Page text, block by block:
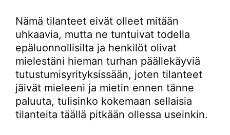
Nämä tilanteet eivät olleet mitään
uhkaavia, mutta ne tuntuivat todella
epäluonnollisilta ja henkilöt olivat
mielestäni hieman turhan päällekäyviä
tutustumisyrityksissään, joten tilanteet
jäivät mieleeni ja mietin ennen tänne
paluuta, tulisinko kokemaan sellaisia
tilanteita täällä pitkään ollessa useinkin.